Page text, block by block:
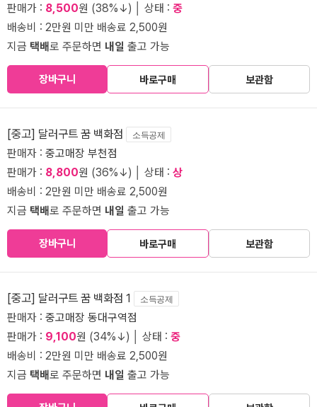
판매가 : 8,500원 (38%↓) │ 상태 : 중
배송비 : 2만원 미만 배송료 2,500원
지금 택배로 주문하면 내일 출고 가능
장바구니 바로구매 보관함
[중고] 달러구트 꿈 백화점 소득공제
판매자 : 중고매장 부천점
판매가 : 8,800원 (36%↓) │ 상태 : 상
배송비 : 2만원 미만 배송료 2,500원
지금 택배로 주문하면 내일 출고 가능
장바구니 바로구매 보관함
[중고] 달러구트 꿈 백화점 1 소득공제
판매자 : 중고매장 동대구역점
판매가 : 9,100원 (34%↓) │ 상태 : 중
배송비 : 2만원 미만 배송료 2,500원
지금 택배로 주문하면 내일 출고 가능